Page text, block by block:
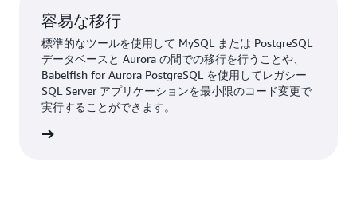
容易な移行
標準的なツールを使用して MySQL または PostgreSQL
データベースと Aurora の間での移行を行うことや、
Babelfish for Aurora PostgreSQL を使用してレガシー
SQL Server アプリケーションを最小限のコード変更で
実行することができます。